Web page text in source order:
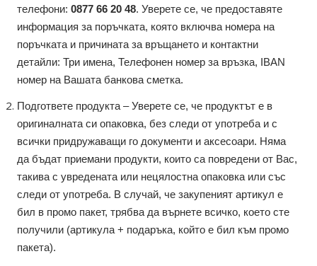
телефони:0877 66 20 48. Уверете се, че предоставяте
информация за поръчката, която включва номера на
поръчката и причината за връщането и контактни
детайли: Три имена, Телефонен номер за връзка, IBAN
номер на Вашата банкова сметка.
Подгответе продукта – Уверете се, че продуктът е в
оригиналната си опаковка, без следи от употреба и с
всички придружаващи го документи и аксесоари. Няма
да бъдат приемани продукти, които са повредени от Вас,
такива с увредената или нецялостна опаковка или със
следи от употреба. В случай, че закупеният артикул е
бил в промо пакет, трябва да върнете всичко, което сте
получили (артикула + подаръка, който е бил към промо
пакета).